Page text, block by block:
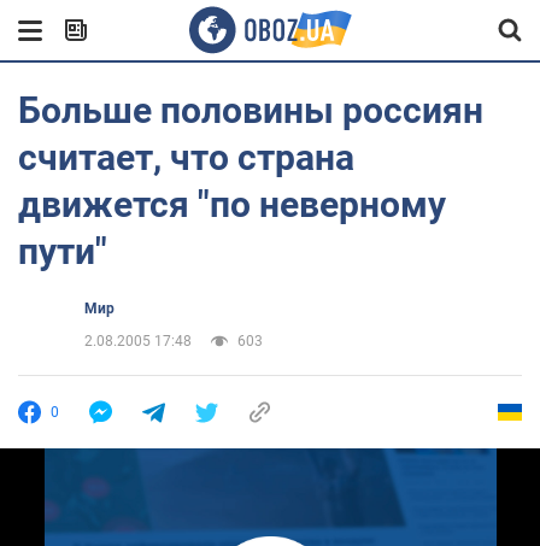
Больше половины россиян
считает, что страна
движется "по неверному
пути"
Мир
2.08.2005 17:48
603
0